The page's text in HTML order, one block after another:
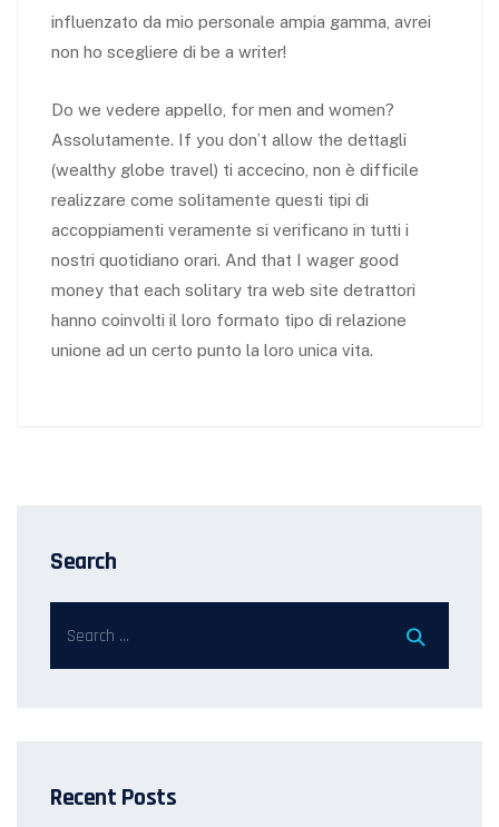
influenzato da mio personale ampia gamma, avrei
non ho scegliere di be a writer!
Do we vedere appello, for men and women?
Assolutamente. If you don’t allow the dettagli
(wealthy globe travel) ti accecino, non è difficile
realizzare come solitamente questi tipi di
accoppiamenti veramente si verificano in tutti i
nostri quotidiano orari. And that I wager good
money that each solitary tra web site detrattori
hanno coinvolti il loro formato tipo di relazione
unione ad un certo punto la loro unica vita.
Search
Recent Posts